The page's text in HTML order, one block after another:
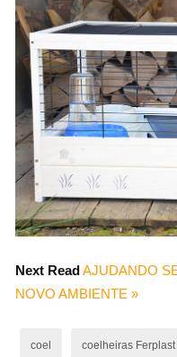
Next ReadAJUDANDO
NOVO AMBIENTE »
coel coelheiras Ferplast